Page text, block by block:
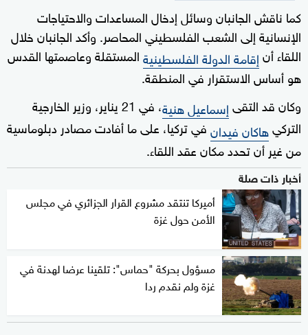
كما ناقش الجانبان وسائل إدخال المساعدات والاحتياجات
الإنسانية إلى الشعب الفلسطيني المحاصر. وأكد الجانبان خلال
اللقاء أنإقامة الدولة الفلسطينيةالمستقلة وعاصمتها القدس
هو أساس الاستقرار في المنطقة.
وكان قد التقىإسماعيل هنية
، في 21 يناير، وزير الخارجية
التركيهاكان فيدانفي تركيا، على ما أفادت مصادر دبلوماسية
من غير أن تحدد مكان عقد اللقاء.
أخبار ذات صلة
أميركا تنتقد مشروع القرار الجزائري في مجلس
الأمن حول غزة
مسؤول بحركة "حماس": تلقينا عرضا لهدنة في
غزة ولم نقدم ردا